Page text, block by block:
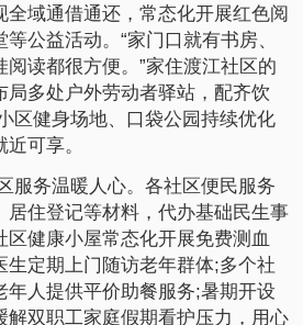
全域通借通还，常态化开展红色阅
公益活动。“家门口就有书房、
读都很方便。”家住渡江社区的
局多处户外劳动者驿站，配齐饮
区健身场地、口袋公园持续优化
可享。
务温暖人心。各社区便民服务
居住登记等材料，代办基础民生事
健康小屋常态化开展免费测血
生定期上门随访老年群体;多个社
年人提供平价助餐服务;暑期开设
解双职工家庭假期看护压力，用心